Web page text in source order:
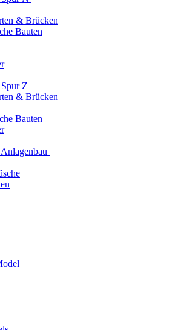
& Brücken
Bauten
Z
& Brücken
Bauten